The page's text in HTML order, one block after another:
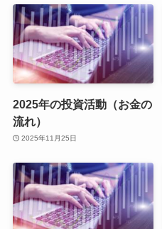
2025年の投資活動（お金の
流れ）
2025年11月25日